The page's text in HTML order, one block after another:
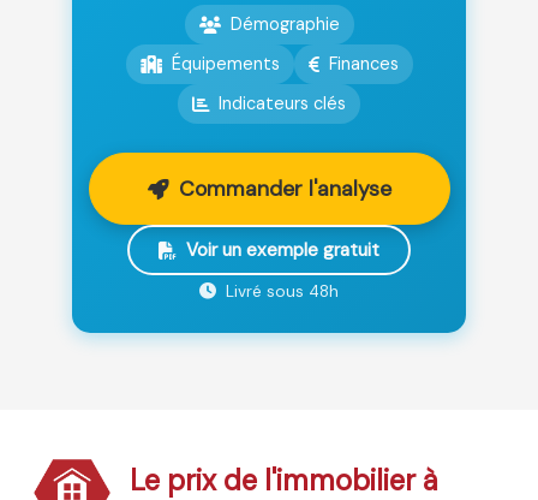
Démographie
Équipements
Finances
Indicateurs clés
Commander l'analyse
Voir un exemple gratuit
Livré sous 48h
Le prix de l'immobilier à